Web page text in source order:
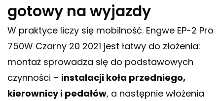
gotowy na wyjazdy
W praktyce liczy się mobilność. Engwe EP-2 Pro
750W Czarny 20 2021 jest łatwy do złożenia:
montaż sprowadza się do podstawowych
czynności – instalacji koła przedniego,
kierownicy i pedałów, a następnie włożenia